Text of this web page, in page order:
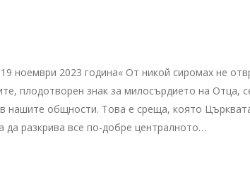
ноември 2023 година« От никой сиромах не
плодотворен знак за милосърдието на Отца,
нашите общности. Това е среща, която
да разкрива все по-добре централното…